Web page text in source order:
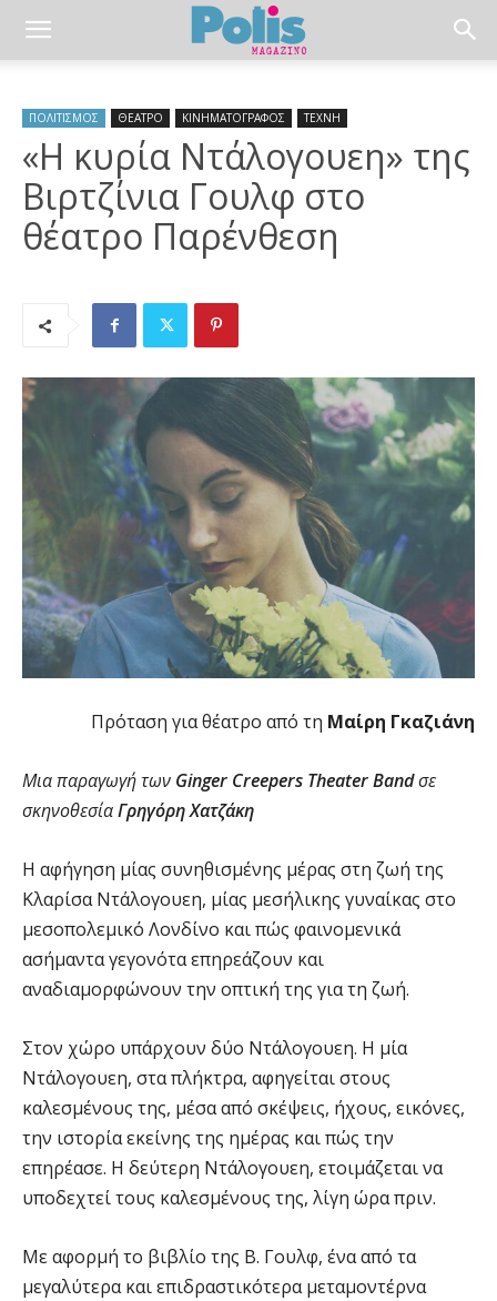
ΠΟΛΙΤΙΣΜΟΣ ΘΕΑΤΡΟ ΚΙΝΗΜΑΤΟΓΡΑΦΟΣ ΤΕΧΝΗ
«Η κυρία Ντάλογουεη» της
Βιρτζίνια Γουλφ στο
θέατρο Παρένθεση
Πρόταση για θέατρο από τη Μαίρη Γκαζιάνη
Μια παραγωγή των Ginger Creepers Theater Bandσε
σκηνοθεσίαΓρηγόρη Χατζάκη
Η αφήγηση μίας συνηθισμένης μέρας στη ζωή της
Κλαρίσα Ντάλογουεη, μίας μεσήλικης γυναίκας στο
μεσοπολεμικό Λονδίνο και πώς φαινομενικά
ασήμαντα γεγονότα επηρεάζουν και
αναδιαμορφώνουν την οπτική της για τη ζωή.
Στον χώρο υπάρχουν δύο Ντάλογουεη. Η μία
Ντάλογουεη, στα πλήκτρα, αφηγείται στους
καλεσμένους της, μέσα από σκέψεις, ήχους, εικόνες,
την ιστορία εκείνης της ημέρας και πώς την
επηρέασε. Η δεύτερη Ντάλογουεη, ετοιμάζεται να
υποδεχτεί τους καλεσμένους της, λίγη ώρα πριν.
Με αφορμή το βιβλίο της Β. Γουλφ, ένα από τα
μεγαλύτερα και επιδραστικότερα μεταμοντέρνα